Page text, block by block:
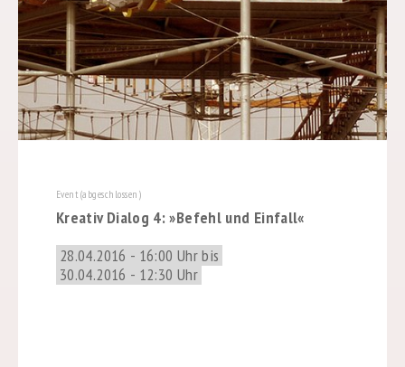
Event (abgeschlossen)
Kreativ Dialog 4: »Befehl und Einfall«
28.04.2016 - 16:00 Uhr bis
30.04.2016 - 12:30 Uhr